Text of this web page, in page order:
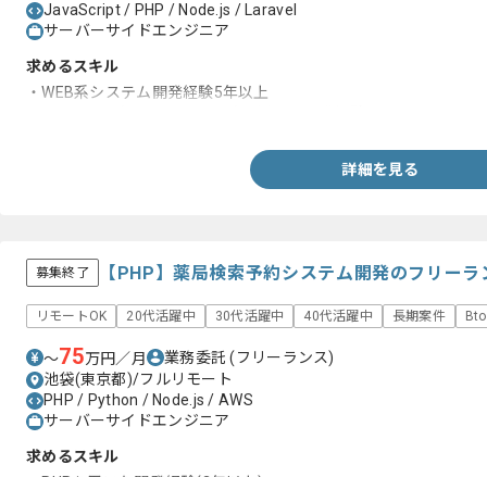
JavaScript / PHP / Node.js / Laravel
サーバーサイドエンジニア
求めるスキル
・WEB系システム開発経験5年以上
詳細を見る
募集終了 【PHP】薬局検索予約システム開発のフリー
リモートOK 20代活躍中 30代活躍中 40代活躍中 長期案件
〜75万円／月 業務委託(フリーランス)
池袋(東京都)/フルリモート
PHP / Python / Node.js / AWS
サーバーサイドエンジニア
求めるスキル